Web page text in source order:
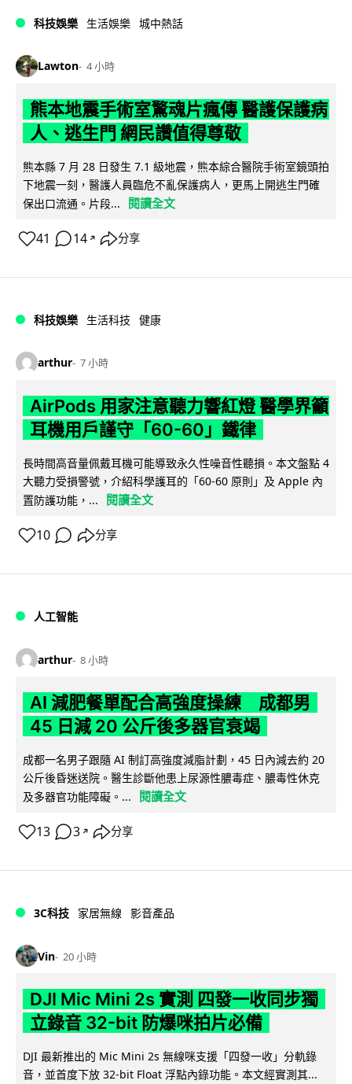
科技娛樂 生活娛樂 城中熱話
Lawton 4 小時
熊本地震手術室驚魂片瘋傳 醫護保護病
人、逃生門 網民讚值得尊敬
熊本縣 7 月 28 日發生 7.1 級地震，熊本綜合醫院手術室鏡頭拍
下地震一刻，醫護人員臨危不亂保護病人，更馬上開逃生門確
保出口流通。片段...
閱讀全文
41 14 ↗ 分享
科技娛樂 生活科技 健康
arthur 7 小時
AirPods 用家注意聽力響紅燈 醫學界籲
耳機用戶謹守「60-60」鐵律
長時間高音量佩戴耳機可能導致永久性噪音性聽損。本文盤點 4
大聽力受損警號，介紹科學護耳的「60-60 原則」及 Apple 內
置防護功能，...
閱讀全文
10 分享
人工智能
arthur 8 小時
AI 減肥餐單配合高強度操練 成都男
45 日減 20 公斤後多器官衰竭
成都一名男子跟隨 AI 制訂高強度減脂計劃，45 日內減去約 20
公斤後昏迷送院。醫生診斷他患上尿源性膿毒症、膿毒性休克
及多器官功能障礙。...
閱讀全文
13 3 ↗ 分享
3C科技 家居無線 影音產品
Vin 20 小時
DJI Mic Mini 2s 實測 四發一收同步獨
立錄音 32-bit 防爆咪拍片必備
DJI 最新推出的 Mic Mini 2s 無線咪支援「四發一收」分軌錄
音，並首度下放 32-bit Float 浮點內錄功能。本文經實測其...